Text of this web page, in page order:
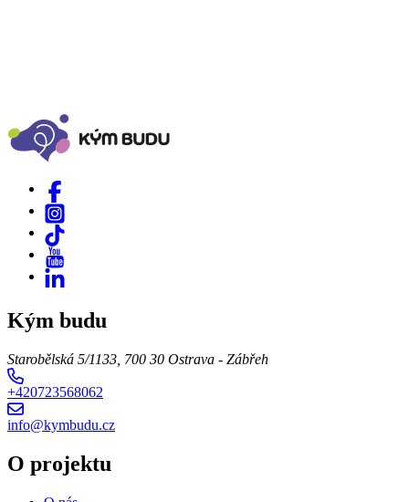
Kým budu
Starobělská 5/1133, 700 30 Ostrava - Zábřeh
+420723568062
info@kymbudu.cz
O projektu